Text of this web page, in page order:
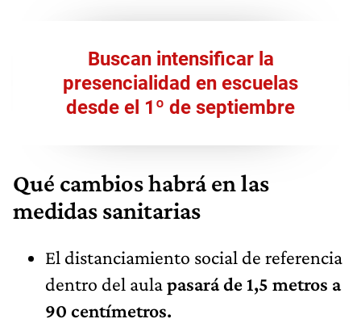
Buscan intensificar la
presencialidad en escuelas
desde el 1º de septiembre
Qué cambios habrá en las
medidas sanitarias
El distanciamiento social de referencia
dentro del aulapasará de 1,5 metros a
90 centímetros.